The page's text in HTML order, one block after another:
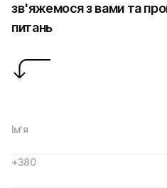
зв'яжемося з вами та
питань